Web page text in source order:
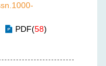
PDF(58)